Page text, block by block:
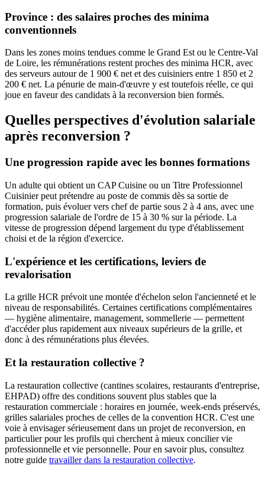
Province : des salaires proches des minima
conventionnels
Dans les zones moins tendues comme le Grand Est ou le Centre-Val
de Loire, les rémunérations restent proches des minima HCR, avec
des serveurs autour de 1 900 € net et des cuisiniers entre 1 850 et 2
200 € net. La pénurie de main-d'œuvre y est toutefois réelle, ce qui
joue en faveur des candidats à la reconversion bien formés.
Quelles perspectives d'évolution salariale
après reconversion ?
Une progression rapide avec les bonnes formations
Un adulte qui obtient un CAP Cuisine ou un Titre Professionnel
Cuisinier peut prétendre au poste de commis dès sa sortie de
formation, puis évoluer vers chef de partie sous 2 à 4 ans, avec une
progression salariale de l'ordre de 15 à 30 % sur la période. La
vitesse de progression dépend largement du type d'établissement
choisi et de la région d'exercice.
L'expérience et les certifications, leviers de
revalorisation
La grille HCR prévoit une montée d'échelon selon l'ancienneté et le
niveau de responsabilités. Certaines certifications complémentaires
— hygiène alimentaire, management, sommellerie — permettent
d'accéder plus rapidement aux niveaux supérieurs de la grille, et
donc à des rémunérations plus élevées.
Et la restauration collective ?
La restauration collective (cantines scolaires, restaurants d'entreprise,
EHPAD) offre des conditions souvent plus stables que la
restauration commerciale : horaires en journée, week-ends préservés,
grilles salariales proches de celles de la convention HCR. C'est une
voie à envisager sérieusement dans un projet de reconversion, en
particulier pour les profils qui cherchent à mieux concilier vie
professionnelle et vie personnelle. Pour en savoir plus, consultez
notre guide travailler dans la restauration collective.